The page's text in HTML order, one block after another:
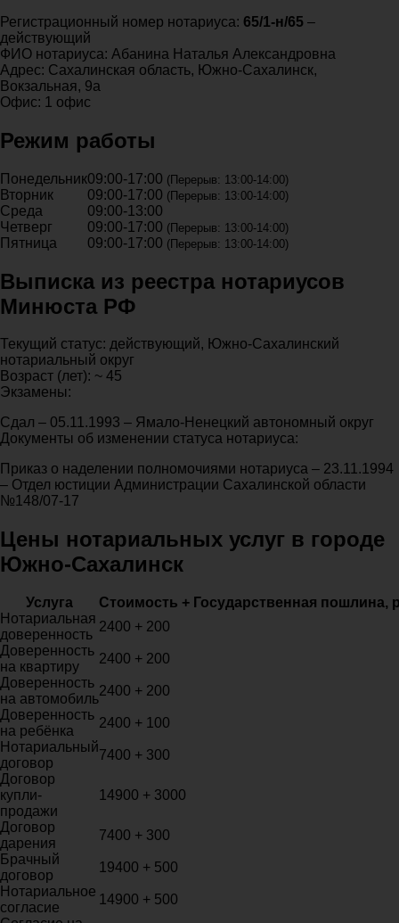
Регистрационный номер нотариуса: 65/1-н/65 –
действующий
ФИО нотариуса: Абанина Наталья Александровна
Адрес: Сахалинская область, Южно-Сахалинск,
Вокзальная, 9а
Офис: 1 офис
Режим работы
Понедельник09:00-17:00 (Перерыв: 13:00-14:00)
Вторник 09:00-17:00 (Перерыв: 13:00-14:00)
Среда
09:00-13:00
Четверг
09:00-17:00 (Перерыв: 13:00-14:00)
Пятница 09:00-17:00 (Перерыв: 13:00-14:00)
Выписка из реестра нотариусов
Минюста РФ
Текущий статус: действующий, Южно-Сахалинский
нотариальный округ
Возраст (лет): ~ 45
Экзамены:
Сдал – 05.11.1993 – Ямало-Ненецкий автономный округ
Документы об изменении статуса нотариуса:
Приказ о наделении полномочиями нотариуса – 23.11.1994
– Отдел юстиции Администрации Сахалинской области
№148/07-17
Цены нотариальных услуг в городе
Южно-Сахалинск
Услуга
Стоимость + Государственная пошлина,
Нотариальная
доверенность
2400 + 200
Доверенность
на квартиру
2400 + 200
Доверенность
на автомобиль
2400 + 200
Доверенность
на ребёнка
2400 + 100
Нотариальный
договор
7400 + 300
Договор
купли-
продажи
14900 + 3000
Договор
дарения
7400 + 300
Брачный
договор
19400 + 500
Нотариальное
согласие
14900 + 500